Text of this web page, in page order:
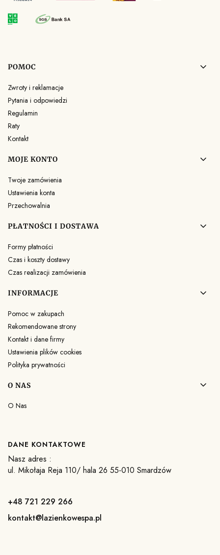
Linki w stopce
POMOC
Zwroty i reklamacje
Pytania i odpowiedzi
Regulamin
Raty
Kontakt
MOJE KONTO
Twoje zamówienia
Ustawienia konta
Przechowalnia
PŁATNOŚCI I DOSTAWA
Formy płatności
Czas i koszty dostawy
Czas realizacji zamówienia
INFORMACJE
Pomoc w zakupach
Rekomendowane strony
Kontakt i dane firmy
Ustawienia plików cookies
Polityka prywatności
O NAS
O Nas
DANE KONTAKTOWE
Nasz adres :
ul. Mikołaja Reja 110/ hala 26 55-010 Smardzów
+48 721 229 266
kontakt@lazienkowespa.pl